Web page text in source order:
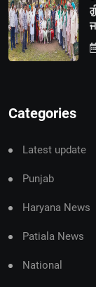
Categories
Latest update
Punjab
Haryana News
Patiala News
National